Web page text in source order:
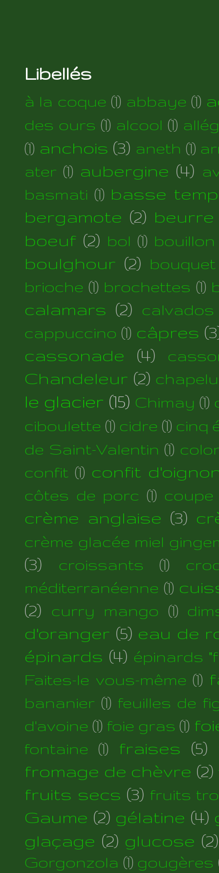
Libellés
à la coque (1) abbaye (1)
des ours (1) alcool (1)
(1) anchois (3) aneth (1)
ater (1) aubergine (4)
basmati (1) basse
bergamote (2) beurre
boeuf (2) bol (1) bouillon
boulghour (2)
brioche (1) brochettes (1)
calamars (2)
calvados
cappuccino (1) câpres
cassonade
(4)
Chandeleur (2)
le glacier (15) Chimay (1)
ciboulette (1) cidre (1) cinq
de Saint-Valentin (1)
confit (1) confit
côtes de porc (1) coupe
crème anglaise (3)
crème glacée miel
(3) croissants (1)
méditerranéenne (1)
(2)
curry mango (1)
d'oranger (5) eau de
épinards (4) épinards
Faites-le vous-même (1)
bananier (1) feuilles de
d'avoine (1) foie gras (1)
fontaine (1) fraises (5)
fromage de chèvre (2)
fruits secs (3) fruits
Gaume (2) gélatine (4)
glaçage (2) glucose (2)
Gorgonzola (1) gougères